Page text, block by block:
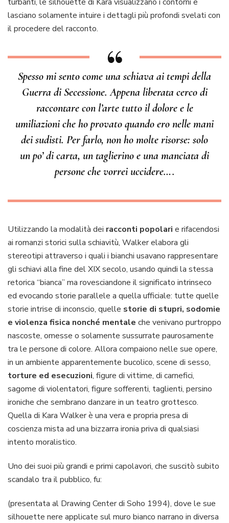
lasciano solamente intuire i dettagli più profondi svelati con
il procedere del racconto.
Spesso mi sento come una schiava ai tempi della
Guerra di Secessione. Appena liberata cerco di
raccontare con l’arte tutto il dolore e le
umiliazioni che ho provato quando ero nelle mani
dei sudisti. Per farlo, non ho molte risorse: solo
un po’ di carta, un taglierino e una manciata di
persone che vorrei uccidere….
Utilizzando la modalità dei racconti popolari e rifacendosi
ai romanzi storici sulla schiavitù, Walker elabora gli
stereotipi attraverso i quali i bianchi usavano rappresentare
gli schiavi alla fine del XIX secolo, usando quindi la stessa
retorica “bianca” ma rovesciandone il significato intrinseco
ed evocando storie parallele a quella ufficiale: tutte quelle
storie intrise di inconscio, quelle storie di stupri, sodomie
e violenza fisica nonché mentale che venivano purtroppo
nascoste, omesse o solamente sussurrate paurosamente
tra le persone di colore. Allora compaiono nelle sue opere,
in un ambiente apparentemente bucolico, scene di sesso,
torture ed esecuzioni, figure di vittime, di carnefici,
sagome di violentatori, figure sofferenti, taglienti, persino
ironiche che sembrano danzare in un teatro grottesco.
Quella di Kara Walker è una vera e propria presa di
coscienza mista ad una bizzarra ironia priva di qualsiasi
intento moralistico.
Uno dei suoi più grandi e primi capolavori, che suscitò subito
scandalo tra il pubblico, fu:
(presentata al Drawing Center di Soho 1994), dove le sue
silhouette nere applicate sul muro bianco narrano in diversa